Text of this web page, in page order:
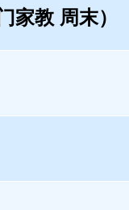
家教 周末）